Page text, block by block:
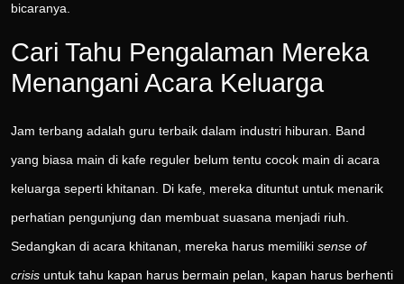
bicaranya.
Cari Tahu Pengalaman Mereka
Menangani Acara Keluarga
Jam terbang adalah guru terbaik dalam industri hiburan. Band
yang biasa main di kafe reguler belum tentu cocok main di acara
keluarga seperti khitanan. Di kafe, mereka dituntut untuk menarik
perhatian pengunjung dan membuat suasana menjadi riuh.
Sedangkan di acara khitanan, mereka harus memiliki sense of
crisis untuk tahu kapan harus bermain pelan, kapan harus berhenti